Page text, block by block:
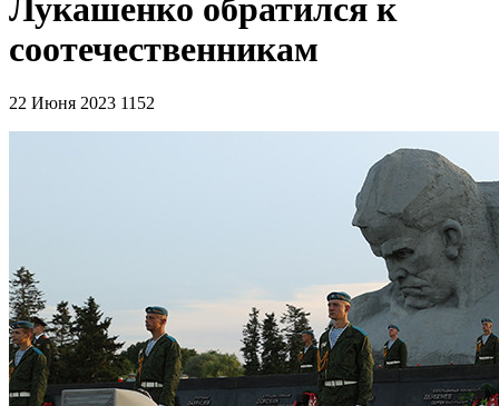
Лукашенко обратился к
соотечественникам
22 Июня 2023 1152